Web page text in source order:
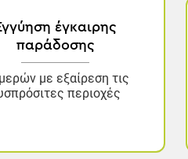
έγκαιρης
παράδοσης
με εξαίρεση τις
περιοχές